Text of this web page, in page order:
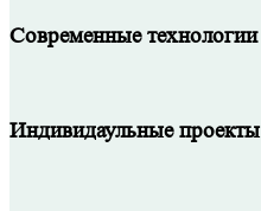
Современные технологии
Индивидаульные проекты